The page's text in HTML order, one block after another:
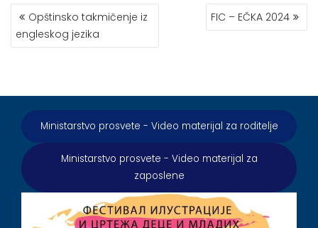
КРЕТАЊЕ
ЧЛАНКА
Opštinsko takmičenje iz
engleskog jezika
FIC – EČKA 2024
Ministarstvo prosvete - Video materijal za roditelje
Ministarstvo prosvete - Video materijal za
zaposlene